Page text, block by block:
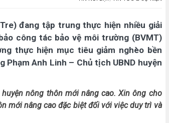
đang tập trung thực hiện nhiều giải
công tác bảo vệ môi trường (BVMT)
thực hiện mục tiêu giảm nghèo bền
Anh Linh – Chủ tịch UBND huyện
nông thôn mới nâng cao. Xin ông cho
mới nâng cao đặc biệt đối với việc duy trì và